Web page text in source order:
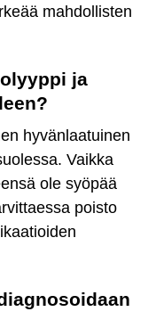
mahdollisten
ja
hyvänlaatuinen
Vaikka
ole syöpää
poisto